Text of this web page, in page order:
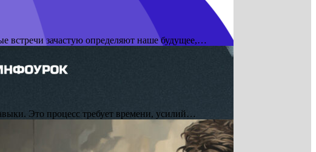
встречи зачастую определяют наше будущее,…
Это процесс требует времени, усилий…